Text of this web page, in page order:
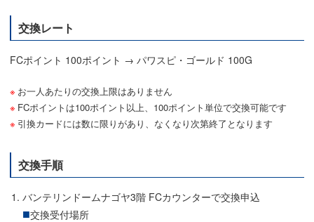
交換レート
FCポイント 100ポイント → パワスピ・ゴールド 100G
お一人あたりの交換上限はありません
FCポイントは100ポイント以上、100ポイント単位で交換可能です
引換カードには数に限りがあり、なくなり次第終了となります
交換手順
バンテリンドームナゴヤ3階 FCカウンターで交換申込
交換受付場所